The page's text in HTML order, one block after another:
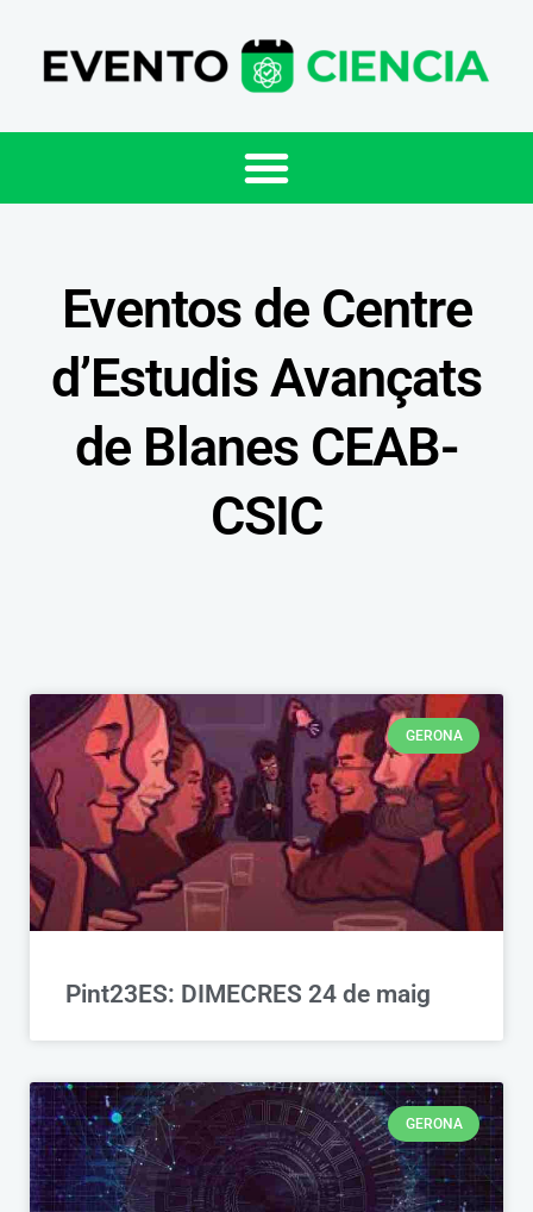
Eventos de Centre
d’Estudis Avançats
de Blanes CEAB-
CSIC
GERONA
Pint23ES: DIMECRES 24 de maig
GERONA